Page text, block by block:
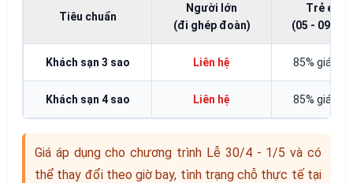
Tiêu chuẩn
Người lớn
(đi ghép đoàn)
Trẻ em
(05 - 09
Khách sạn 3 sao Liên hệ 85% giá
Khách sạn 4 sao Liên hệ 85% giá
Giá áp dụng cho chương trình Lễ 30/4 - 1/5 và có
thể thay đổi theo giờ bay, tình trạng chỗ thực tế tại